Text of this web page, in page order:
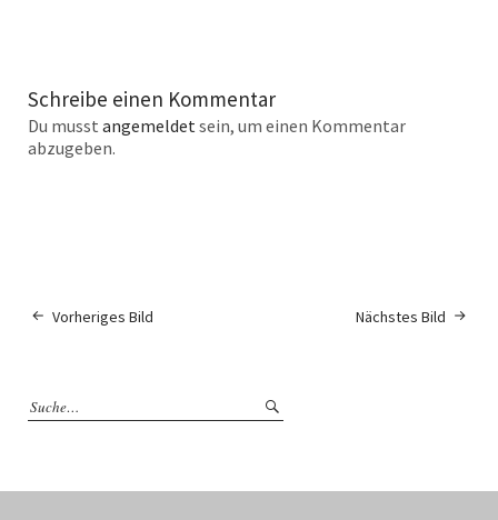
Schreibe einen Kommentar
Du musst angemeldetsein, um einen Kommentar
abzugeben.
Nächstes Bild
Vorheriges Bild